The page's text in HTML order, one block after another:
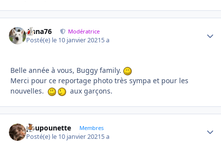
Anna76 Modératrice
Posté(e) le 10 janvier 20215 a
Belle année à vous, Buggy family.
Merci pour ce reportage photo très sympa et pour les
nouvelles.
aux garçons.
poupounette Membres
Posté(e) le 10 janvier 20215 a